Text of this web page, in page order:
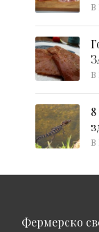
В
В
В
Фермерско